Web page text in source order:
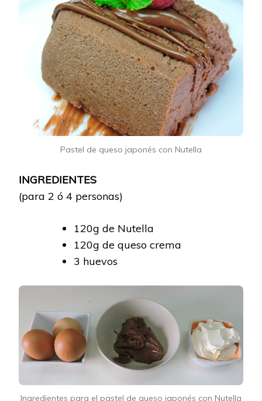
Pastel de queso japonés con Nutella
INGREDIENTES
(para 2 ó 4 personas)
120g de Nutella
120g de queso crema
3 huevos
Ingredientes para el pastel de queso japonés con Nutella